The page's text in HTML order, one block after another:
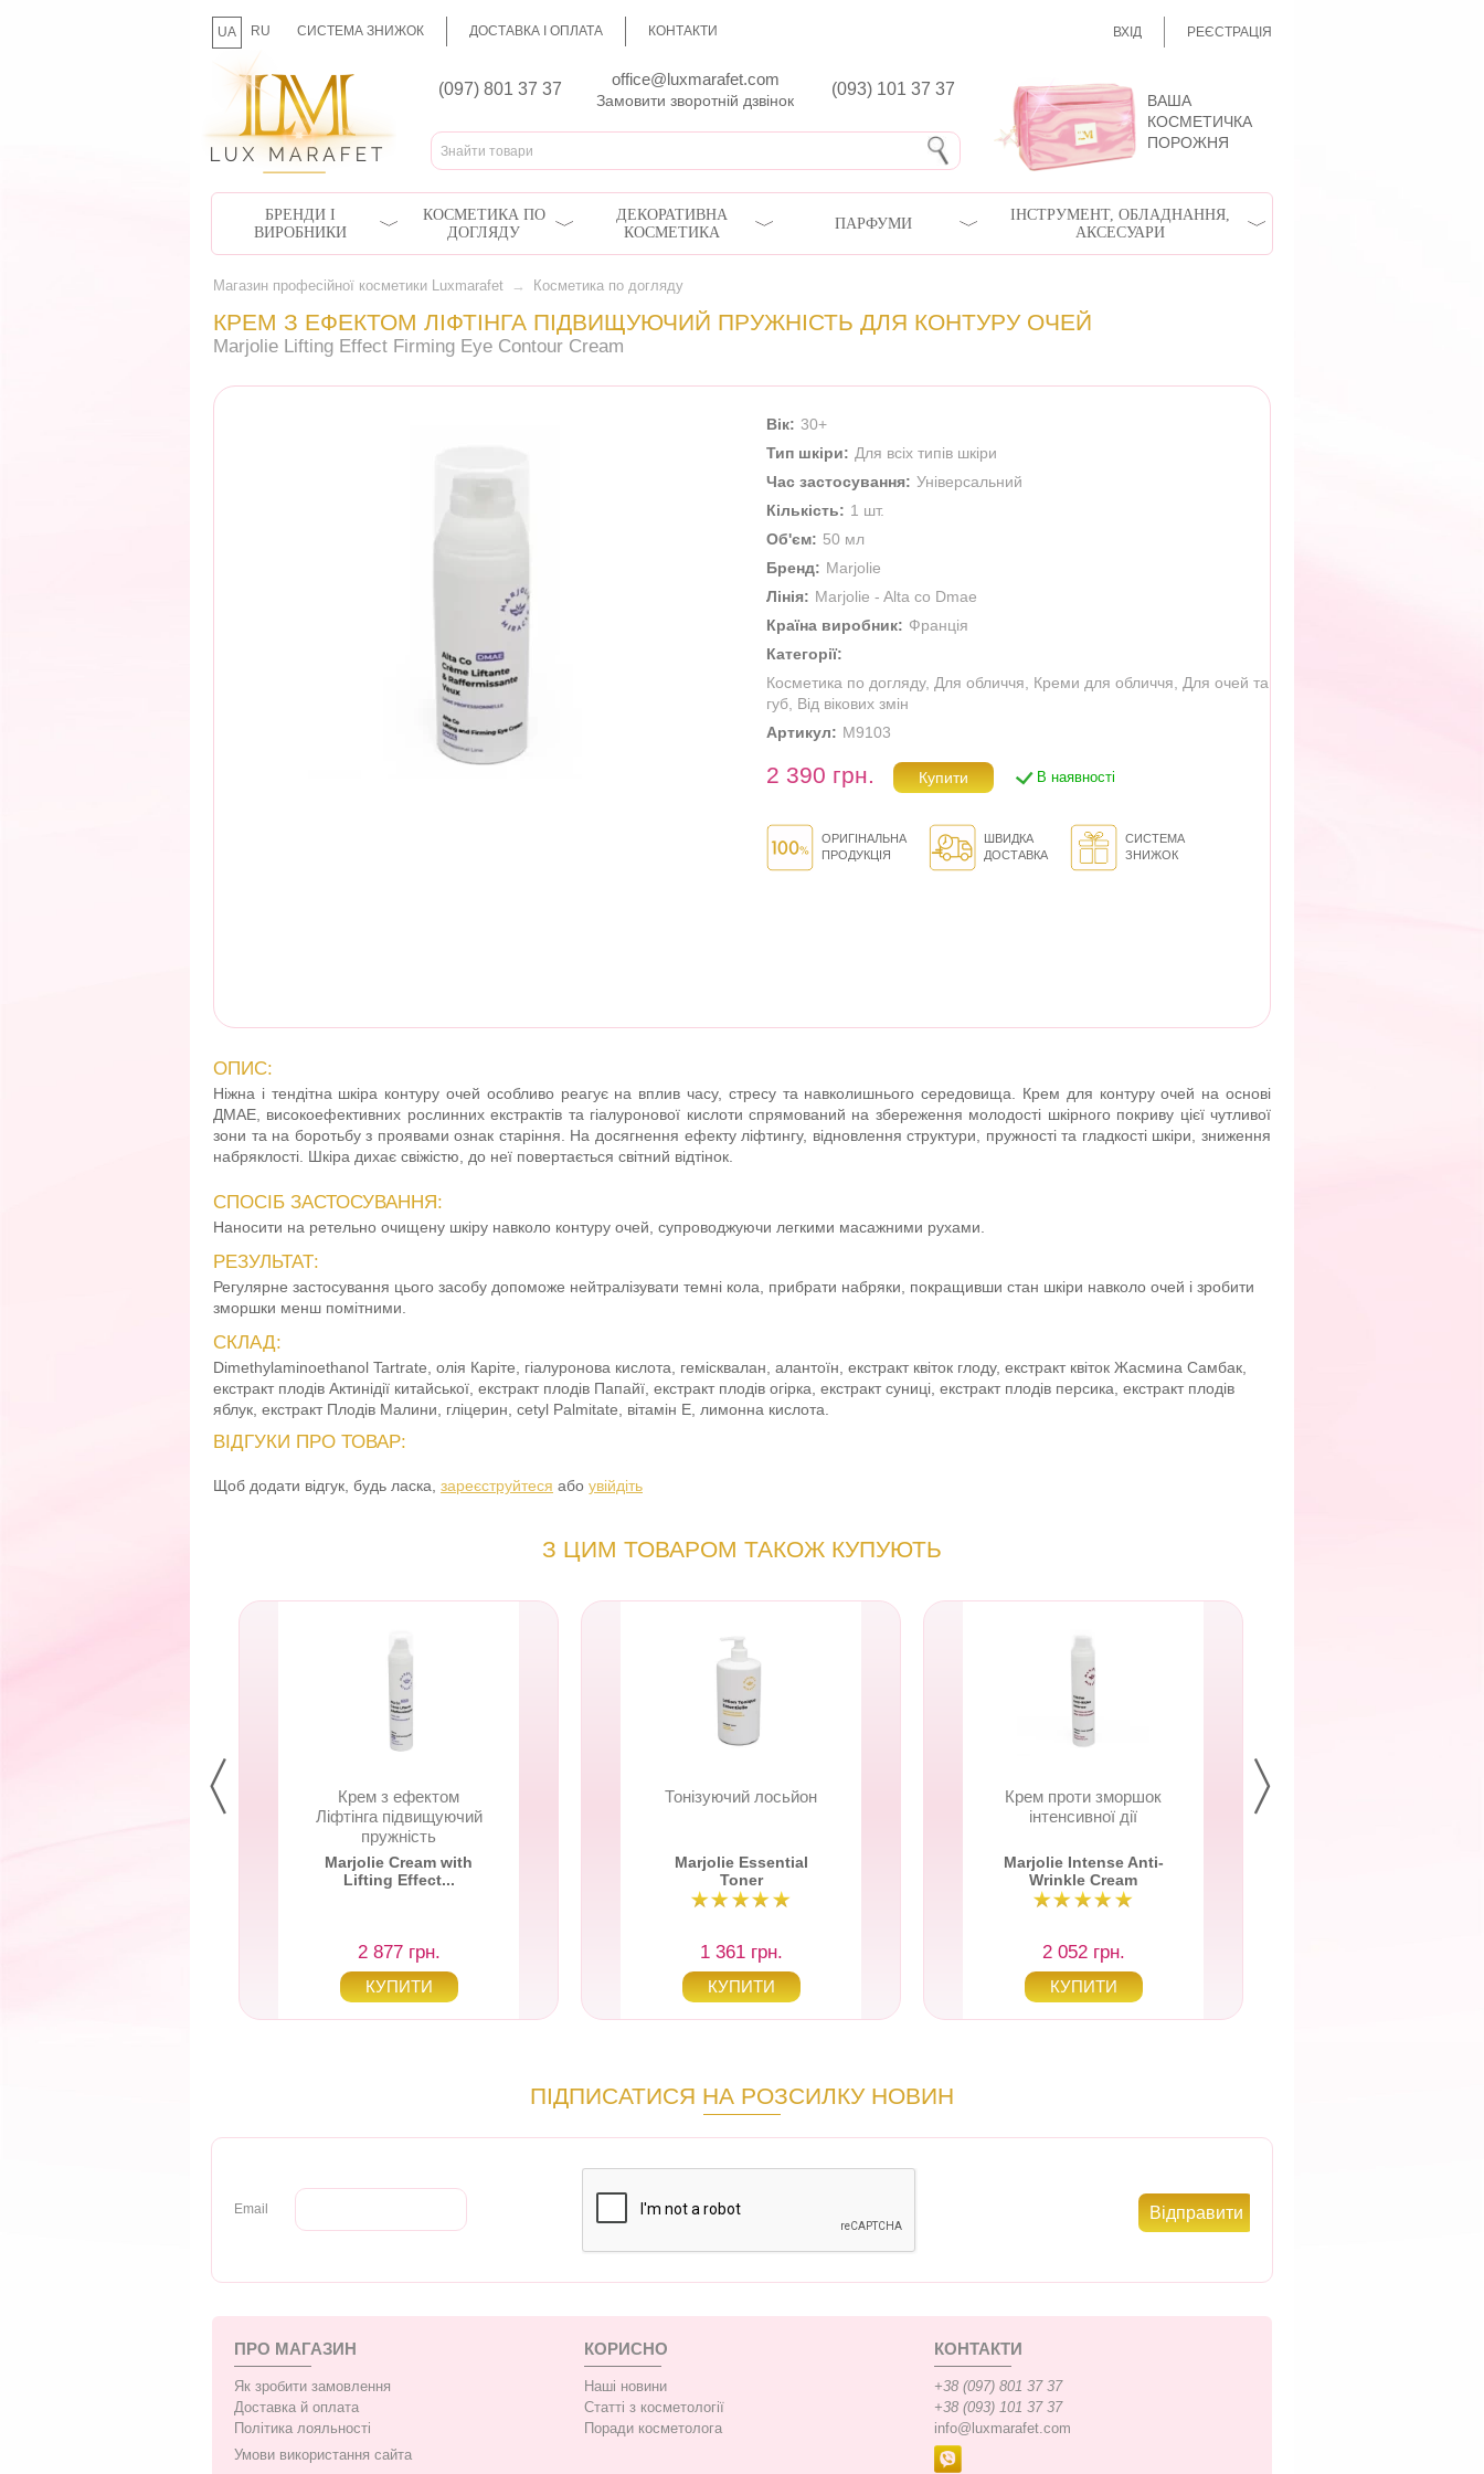
UA RU СИСТЕМА ЗНИЖОК ДОСТАВКА І ОПЛАТА КОНТАКТИ ВХІД РЕЄСТРАЦІЯ
(097) 801 37 37
office@luxmarafet.com
(093) 101 37 37
Замовити зворотній дзвінок
ВАША
КОСМЕТИЧКА
ПОРОЖНЯ
БРЕНДИ І
ВИРОБНИКИ
КОСМЕТИКА ПО
ДОГЛЯДУ
ДЕКОРАТИВНА
КОСМЕТИКА
ПАРФУМИ
ІНСТРУМЕНТ, ОБЛАДНАННЯ,
АКСЕСУАРИ
Магазин професійної косметики Luxmarafet → Косметика по догляду
КРЕМ З ЕФЕКТОМ ЛІФТІНГА ПІДВИЩУЮЧИЙ ПРУЖНІСТЬ ДЛЯ КОНТУРУ ОЧЕЙ
Marjolie Lifting Effect Firming Eye Contour Cream
Вік: 30+
Тип шкіри: Для всіх типів шкіри
Час застосування: Універсальний
Кількість: 1 шт.
Об'єм: 50 мл
Бренд: Marjolie
Лінія: Marjolie - Alta co Dmae
Країна виробник: Франція
Категорії:
Косметика по догляду, Для обличчя Креми для обличчя
Для очей та
губ Від вікових змін
Артикул: M9103
2 390 грн. В наявності
ОРИГІНАЛЬНА
ПРОДУКЦІЯ
ШВИДКА
ДОСТАВКА
СИСТЕМА
ЗНИЖОК
ОПИС:
Ніжна і тендітна шкіра контуру очей особливо реагує на вплив часу, стресу та навколишнього середовища. Крем для контуру очей на основі
ДМАЕ, високоефективних рослинних екстрактів та гіалуронової кислоти спрямований на збереження молодості шкірного покриву цієї чутливої
зони та на боротьбу з проявами ознак старіння. На досягнення ефекту ліфтингу, відновлення структури, пружності та гладкості шкіри, зниження
набряклості. Шкіра дихає свіжістю, до неї повертається світний відтінок.
СПОСІБ ЗАСТОСУВАННЯ:
Наносити на ретельно очищену шкіру навколо контуру очей, супроводжуючи легкими масажними рухами.
РЕЗУЛЬТАТ:
Регулярне застосування цього засобу допоможе нейтралізувати темні кола, прибрати набряки, покращивши стан шкіри навколо очей і зробити
зморшки менш помітними.
СКЛАД:
Dimethylaminoethanol Tartrate, олія Каріте, гіалуронова кислота, гемісквалан, алантоїн, екстракт квіток глоду, екстракт квіток Жасмина Самбак,
екстракт плодів Актинідії китайської, екстракт плодів Папайї, екстракт плодів огірка, екстракт суниці, екстракт плодів персика, екстракт плодів
яблук, екстракт Плодів Малини, гліцерин, сetyl Palmitate, вітамін Е, лимонна кислота.
ВІДГУКИ ПРО ТОВАР:
Щоб додати відгук, будь ласка, зареєструйтеся або увійдіть
З ЦИМ ТОВАРОМ ТАКОЖ КУПУЮТЬ
Крем з ефектом
Ліфтінга підвищуючий
пружність
Marjolie Cream with
Lifting Effect...
2 877 грн.
Тонізуючий лосьйон
Marjolie Essential
Toner
1 361 грн.
Крем проти зморшок
інтенсивної дії
Marjolie Intense Anti-
Wrinkle Cream
2 052 грн.
ПІДПИСАТИСЯ НА РОЗСИЛКУ НОВИН
Email
ПРО МАГАЗИН
Як зробити замовлення
Доставка й оплата
Політика лояльності
Умови використання сайта
КОРИСНО
Наші новини
Статті з косметології
Поради косметолога
КОНТАКТИ
+38 (097) 801 37 37
+38 (093) 101 37 37
info@luxmarafet.com